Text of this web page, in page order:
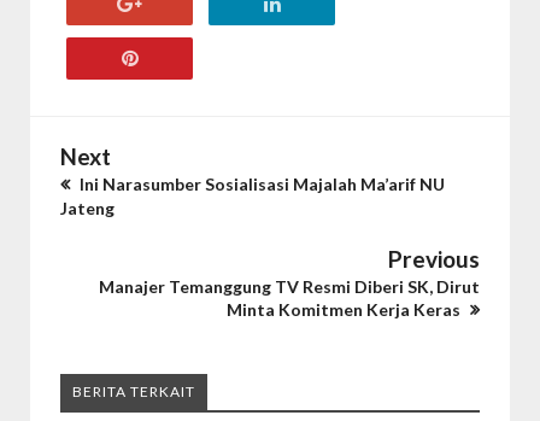
Next
Ini Narasumber Sosialisasi Majalah Ma’arif NU
Jateng
Previous
Manajer Temanggung TV Resmi Diberi SK, Dirut
Minta Komitmen Kerja Keras
BERITA TERKAIT